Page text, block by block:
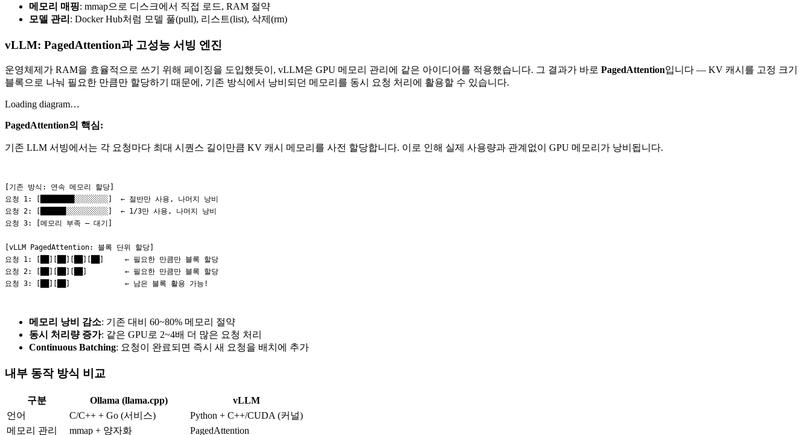
메모리 매핑: mmap으로 디스크에서 직접 로드, RAM 절약
모델 관리 : Docker Hub처럼 모델 풀(pull), 리스트(list), 삭제(rm)
vLLM: PagedAttention과 고성능 서빙 엔진
운영체제가 RAM을 효율적으로 쓰기 위해 페이징을 도입했듯이, vLLM은 GPU 메모리 관리에 같은 아이디어를 적용했습니다. 그 결과가 바로 PagedAttention입니다 — KV 캐시를 고정 크기
블록으로 나눠 필요한 만큼만 할당하기 때문에, 기존 방식에서 낭비되던 메모리를 동시 요청 처리에 활용할 수 있습니다.
Loading diagram…
PagedAttention의 핵심:
기존 LLM 서빙에서는 각 요청마다 최대 시퀀스 길이만큼 KV 캐시 메모리를 사전 할당합니다. 이로 인해 실제 사용량과 관계없이 GPU 메모리가 낭비됩니다.
[기존 방식: 연속 메모리 할당]
요청 1: [████████░░░░░░░░]  ← 절반만 사용, 나머지 낭비
요청 2: [██████░░░░░░░░░░]  ← 1/3만 사용, 나머지 낭비
요청 3: [메모리 부족 — 대기]
[vLLM PagedAttention: 블록 단위 할당]
요청 1: [██][██][██][██]     ← 필요한 만큼만 블록 할당
요청 2: [██][██][██]         ← 필요한 만큼만 블록 할당
메모리 낭비 감소: 기존 대비 60~80% 메모리 절약
동시 처리량 증가: 같은 GPU로 2~4배 더 많은 요청 처리
Continuous Batching: 요청이 완료되면 즉시 새 요청을 배치에 추가
내부 동작 방식 비교
구분 Ollama (llama.cpp)
vLLM
언어
C/C++ + Go (서비스)
Python + C++/CUDA (커널)
메모리 관리
mmap + 양자화 PagedAttention